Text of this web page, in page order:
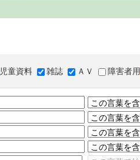
児童資料 雑誌 ＡＶ 障害者用